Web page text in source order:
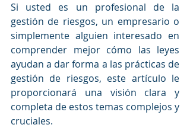
Si usted es un profesional de la
gestión de riesgos, un empresario o
simplemente alguien interesado en
comprender mejor cómo las leyes
ayudan a dar forma a las prácticas de
gestión de riesgos, este artículo le
proporcionará una visión clara y
completa de estos temas complejos y
cruciales.